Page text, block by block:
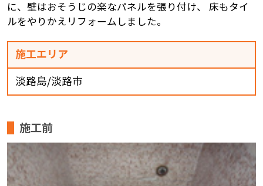
に、壁はおそうじの楽なパネルを張り付け、 床もタイ
ルをやりかえリフォームしました。
施工エリア
淡路島/淡路市
施工前